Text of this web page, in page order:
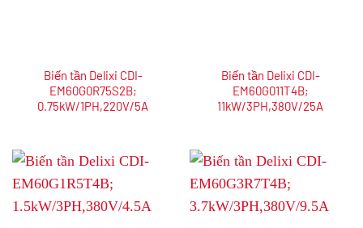
Biến tần Delixi CDI-
EM60G0R75S2B;
0.75kW/1PH,220V/5A
Biến tần Delixi CDI-
EM60G011T4B;
11kW/3PH,380V/25A